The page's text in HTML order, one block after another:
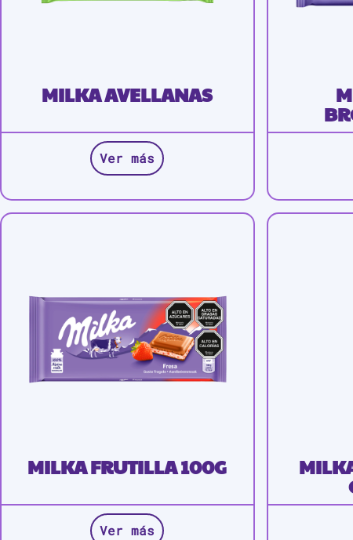
MILKA AVELLANAS
Ver más
MILKA FRUTILLA 100G
Ver más